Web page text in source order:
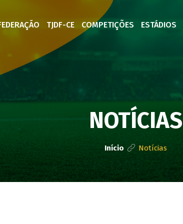
TJDF-CE COMPETIÇÕES ESTÁDIOS
NOTÍCIAS
Início Notícias